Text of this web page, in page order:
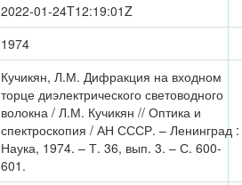
2022-01-24T12:19:01Z
1974
Кучикян, Л.М. Дифракция на входном
торце диэлектрического световодного
волокна / Л.М. Кучикян // Оптика и
спектроскопия / АН СССР. – Ленинград :
Наука, 1974. – Т. 36, вып. 3. – С. 600-
601.